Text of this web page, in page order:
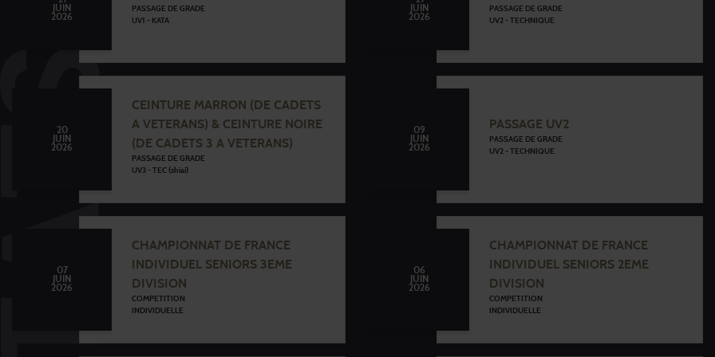
JUIN
2026
PASSAGE DE GRADE
UV1 - KATA
JUIN
2026
PASSAGE DE GRADE
UV2 - TECHNIQUE
20
JUIN
2026
CEINTURE MARRON (DE CADETS
A VETERANS) & CEINTURE NOIRE
(DE CADETS 3 A VETERANS)
PASSAGE DE GRADE
UV3 - TEC (shiaï)
09
JUIN
2026
PASSAGE UV2
PASSAGE DE GRADE
UV2 - TECHNIQUE
07
JUIN
2026
CHAMPIONNAT DE FRANCE
INDIVIDUEL SENIORS 3EME
DIVISION
COMPETITION
INDIVIDUELLE
06
JUIN
2026
CHAMPIONNAT DE FRANCE
INDIVIDUEL SENIORS 2EME
DIVISION
COMPETITION
INDIVIDUELLE